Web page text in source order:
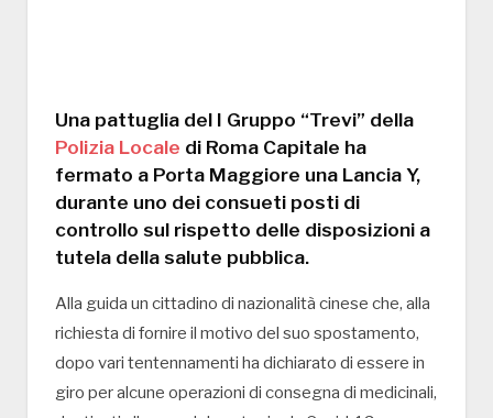
Una pattuglia del I Gruppo “Trevi” della
Polizia Locale di Roma Capitale ha
fermato a Porta Maggiore una Lancia Y,
durante uno dei consueti posti di
controllo sul rispetto delle disposizioni a
tutela della salute pubblica.
Alla guida un cittadino di nazionalità cinese che, alla
richiesta di fornire il motivo del suo spostamento,
dopo vari tentennamenti ha dichiarato di essere in
giro per alcune operazioni di consegna di medicinali,